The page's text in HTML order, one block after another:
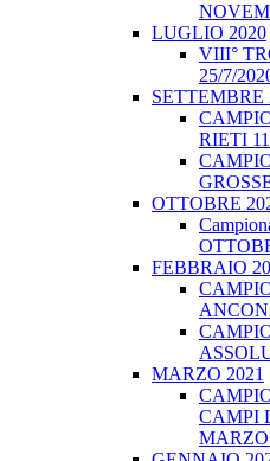
LUGLIO 2020
VIII°
25/7/
SETTEMBRE
RIETI
OTTOBRE
FEBBRAIO
MARZO 2021
CAMPI
MARZO